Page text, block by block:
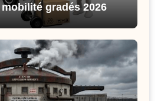
gradés 2026